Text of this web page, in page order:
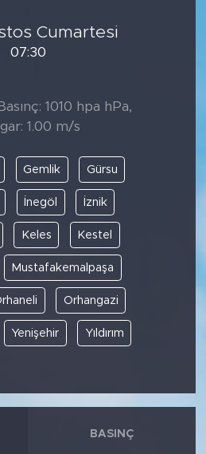
Cumartesi
07:30
1010 hpa hPa,
1.00 m/s
Gemlik Gürsu
İnegöl İznik
Keles Kestel
Mustafakemalpaşa
Orhangazi
Yenişehir Yıldırım
BASINÇ